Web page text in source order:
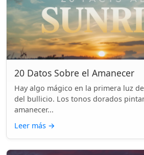
20 Datos Sobre el Amanecer
Hay algo mágico en la primera luz
del bullicio. Los tonos dorados
amanecer...
Leer más →